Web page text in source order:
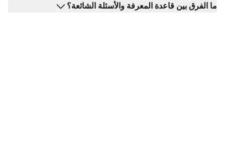
ما الفرق بين قاعدة المعرفة والأسئلة الشائعة؟